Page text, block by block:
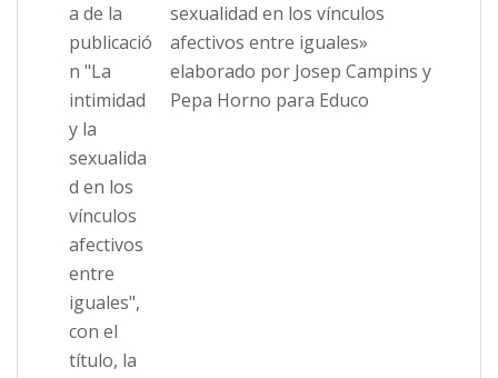
sexualidad en los vínculos
afectivos entre iguales»
elaborado por Josep Campins y
Pepa Horno para Educo